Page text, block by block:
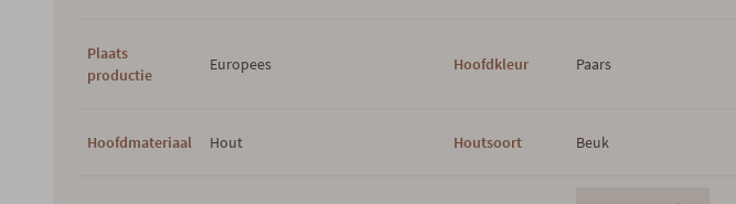
Plaats
productie
Europees Hoofdkleur Paars
Hoofdmateriaal Hout Houtsoort Beuk